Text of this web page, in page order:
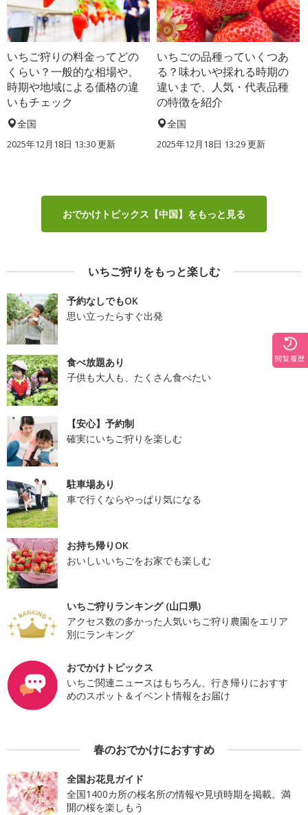
いちご狩りの料金ってどの
くらい？一般的な相場や、
時期や地域による価格の違
いもチェック
全国
2025年12月18日 13:30 更新
いちごの品種っていくつあ
る？味わいや採れる時期の
違いまで、人気・代表品種
の特徴を紹介
全国
2025年12月18日 13:29 更新
おでかけトピックス【中国】をもっと見る
いちご狩りをもっと楽しむ
予約なしでもOK
思い立ったらすぐ出発
食べ放題あり
子供も大人も、たくさん食べたい
【安心】予約制
確実にいちご狩りを楽しむ
駐車場あり
車で行くならやっぱり気になる
お持ち帰りOK
おいしいいちごをお家でも楽しむ
いちご狩りランキング (山口県)
アクセス数の多かった人気いちご狩り農園をエリア
別にランキング
おでかけトピックス
いちご関連ニュースはもちろん、行き帰りにおすす
めのスポット＆イベント情報をお届け
春のおでかけにおすすめ
全国お花見ガイド
全国1400カ所の桜名所の情報や見頃時期を掲載。満
開の桜を楽しもう
閲覧履歴